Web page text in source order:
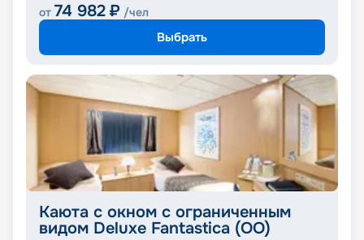
от 74 982 ₽ /чел
Выбрать
Каюта с окном с ограниченным
видом Deluxe Fantastica (OO)